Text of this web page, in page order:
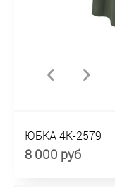
ЮБКА 4К-2579
8 000 руб